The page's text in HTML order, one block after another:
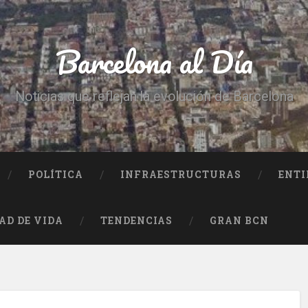
Barcelona al Día
Noticias que reflejan la evolución de Barcelona
POLÍTICA INFRAESTRUCTURAS
DE VIDA TENDENCIAS GRAN BCN